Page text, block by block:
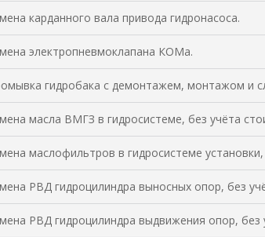
карданного вала привода гидронасоса.
электропневмоклапана КОМа.
гидробака с демонтажем, монтажом и
масла ВМГЗ в гидросистеме, без учёта
маслофильтров в гидросистеме
РВД гидроцилиндра выносных опор, без
РВД гидроцилиндра выдвижения опор,